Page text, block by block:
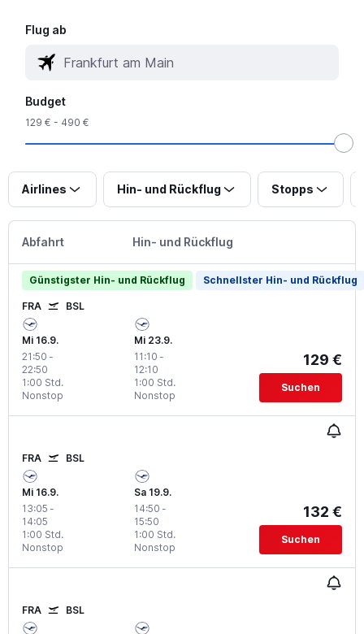
Flug ab
Budget
129 € - 490 €
Airlines Hin- und Rückflug Stopps
Abfahrt Hin- und Rückflug
Günstigster Hin- und Rückflug Schnellster Hin- und Rückflug
FRA BSL
Mi 16.9.
21:50 -
22:50
Nonstop
1:00 Std.
Mi 23.9.
11:10 -
12:10
Nonstop
1:00 Std.
129 €
Suchen
FRA BSL
Mi 16.9.
13:05 -
14:05
Nonstop
1:00 Std.
Sa 19.9.
14:50 -
15:50
Nonstop
1:00 Std.
132 €
Suchen
FRA BSL